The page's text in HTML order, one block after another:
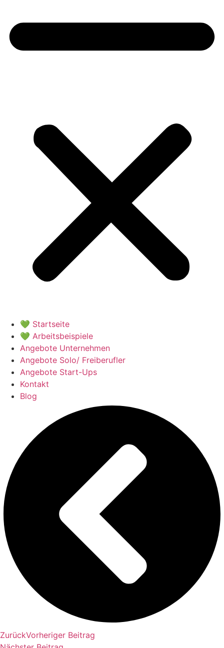
💚 Startseite
💚 Arbeitsbeispiele
Angebote Unternehmen
Angebote Solo/ Freiberufler
Angebote Start-Ups
Kontakt
Blog
ZurückVorheriger Beitrag